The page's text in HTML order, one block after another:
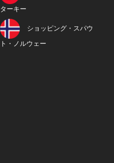
ターキー
ショッピング・スパウ
ト・ノルウェー